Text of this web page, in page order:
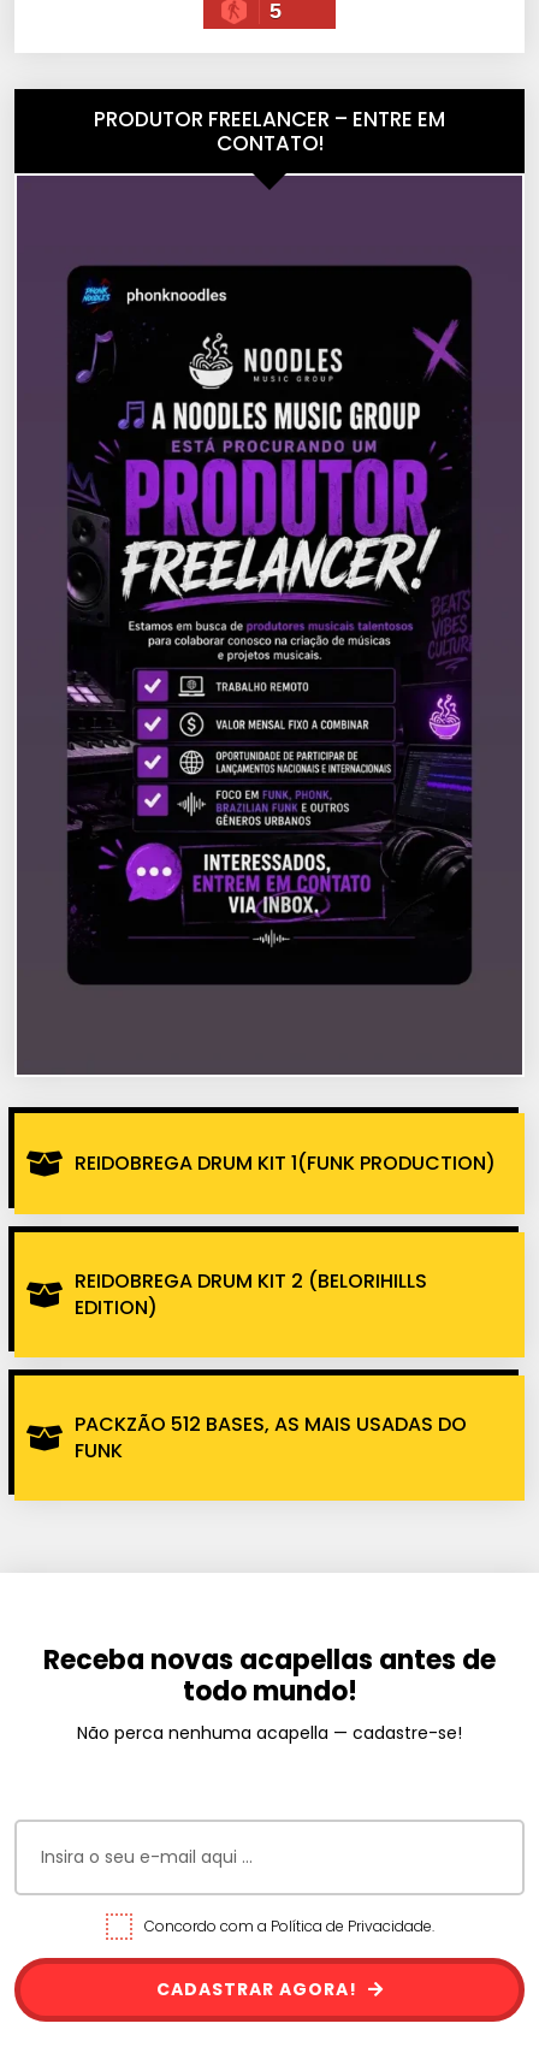
5
PRODUTOR FREELANCER – ENTRE EM
CONTATO!
REIDOBREGA DRUM KIT 1(FUNK PRODUCTION)
REIDOBREGA DRUM KIT 2 (BELORIHILLS
EDITION)
PACKZÃO 512 BASES, AS MAIS USADAS DO
FUNK
Receba novas acapellas antes de
todo mundo!
Não perca nenhuma acapella — cadastre-se!
Concordo com a Política de Privacidade.
CADASTRAR AGORA!